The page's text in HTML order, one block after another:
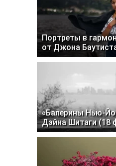
Портреты в
от Джона
«Балерины Нью-
Дэйна Шитаги (18